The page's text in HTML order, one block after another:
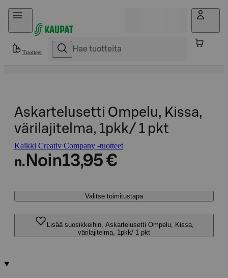
Hyppää sisältöön
Tuotteet
Askartelusetti Ompelu, Kissa,
värilajitelma, 1pkk/ 1 pkt
Kaikki Creativ Company -tuotteet
n. Noin13,95 €
Valitse toimitustapa
Lisää suosikkeihin, Askartelusetti Ompelu, Kissa,
värilajitelma, 1pkk/ 1 pkt